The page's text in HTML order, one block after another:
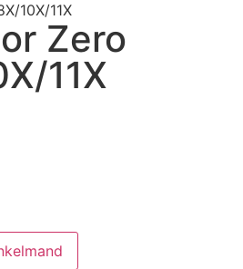
10X/11X
Zero
11X